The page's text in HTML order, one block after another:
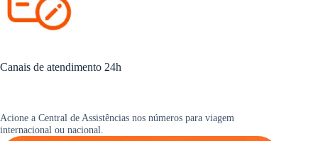
Canais de atendimento 24h
Acione a Central de Assistências nos números para viagem
internacional ou nacional.